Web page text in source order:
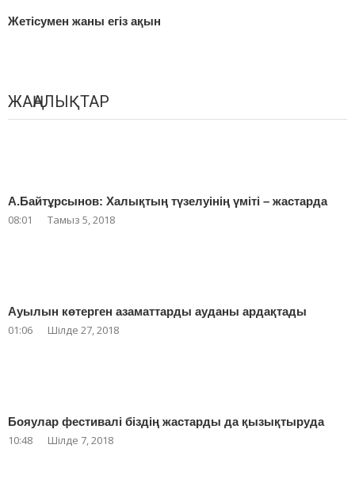
Жетісумен жаны егіз ақын
ЖАҢАЛЫҚТАР
А.Байтұрсынов: Халықтың түзелуінің үміті – жастарда
08:01 Тамыз 5, 2018
Ауылын көтерген азаматтарды ауданы ардақтады
01:06 Шілде 27, 2018
Бояулар фестивалі біздің жастарды да қызықтыруда
10:48 Шілде 7, 2018